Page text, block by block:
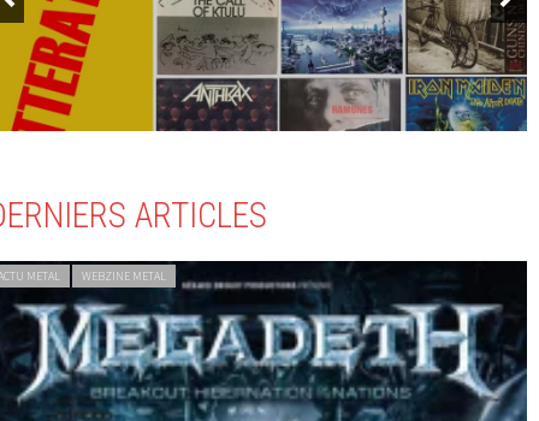
ARTICLES
METAL WEBZINE METAL